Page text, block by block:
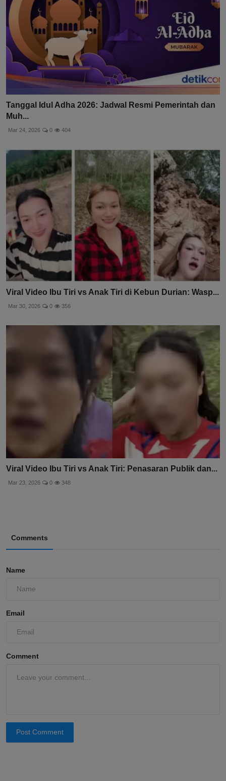
Tanggal Idul Adha 2026: Jadwal Resmi Pemerintah dan
Muh...
Mar 24, 2026 0 404
Viral Video Ibu Tiri vs Anak Tiri di Kebun Durian: Wasp...
Mar 30, 2026 0 356
Viral Video Ibu Tiri vs Anak Tiri: Penasaran Publik dan...
Mar 23, 2026 0 348
Comments
Name
Email
Comment
Post Comment